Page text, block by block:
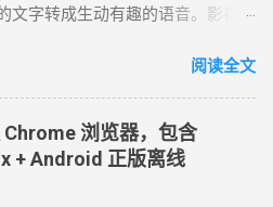
文字转成生动有趣的语音。影视
解说、知识科普、娱乐综艺、情
真人。 4个超好用的AI配音工具，
必备！ 1、Microsoft Azure Azure
一款 文本转语音 工具，140 种语
阅读全文
浏览器，包含
+ Android 正版离线